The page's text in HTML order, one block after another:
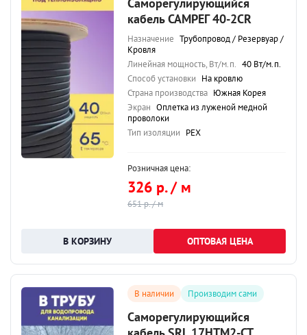
кабель САМРЕГ 40-2CR
Назначение Трубопровод / Резервуар /
Кровля
Линейная мощность, Вт/м.п. 40 Вт/м.п.
Способ установки На кровлю
Страна производства Южная Корея
Экран Оплетка из луженой медной
проволоки
Тип изоляции PEX
Розничная цена:
326 р. / м
651 р. / м
ОПТОВАЯ ЦЕНА
В наличии Производим сами
Саморегулирующийся